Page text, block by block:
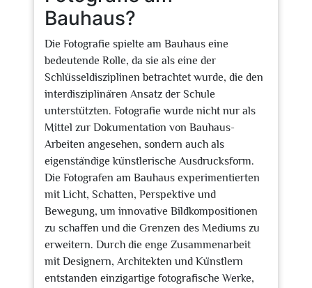
Bauhaus?
Die Fotografie spielte am Bauhaus eine
bedeutende Rolle, da sie als eine der
Schlüsseldisziplinen betrachtet wurde, die den
interdisziplinären Ansatz der Schule
unterstützten. Fotografie wurde nicht nur als
Mittel zur Dokumentation von Bauhaus-
Arbeiten angesehen, sondern auch als
eigenständige künstlerische Ausdrucksform.
Die Fotografen am Bauhaus experimentierten
mit Licht, Schatten, Perspektive und
Bewegung, um innovative Bildkompositionen
zu schaffen und die Grenzen des Mediums zu
erweitern. Durch die enge Zusammenarbeit
mit Designern, Architekten und Künstlern
entstanden einzigartige fotografische Werke,